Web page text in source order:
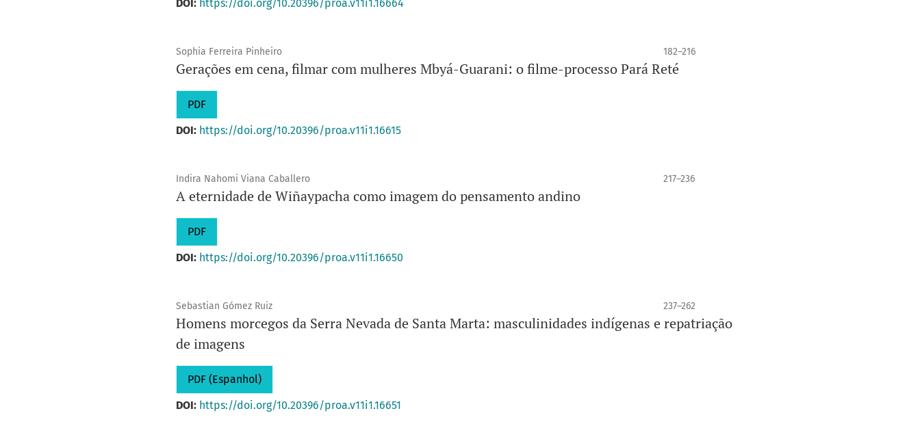
DOI: https://doi.org/10.20396/proa.v11i1.16664
Sophia Ferreira Pinheiro 182–216
Gerações em cena, filmar com mulheres Mbyá-Guarani: o filme-processo Pará Reté
PDF
DOI: https://doi.org/10.20396/proa.v11i1.16615
Indira Nahomi Viana Caballero 217–236
A eternidade de Wiñaypacha como imagem do pensamento andino
PDF
DOI: https://doi.org/10.20396/proa.v11i1.16650
Sebastian Gómez Ruiz 237–262
Homens morcegos da Serra Nevada de Santa Marta: masculinidades indígenas e repatriação
de imagens
PDF (Espanhol)
DOI: https://doi.org/10.20396/proa.v11i1.16651